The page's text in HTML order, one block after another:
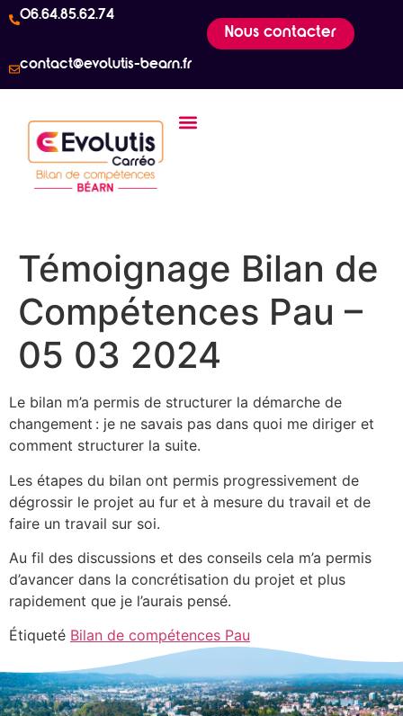
06.64.85.62.74
Nous contacter
contact@evolutis-bearn.fr
Témoignage Bilan de
Compétences Pau –
05 03 2024
Le bilan m’a permis de structurer la démarche de
changement : je ne savais pas dans quoi me diriger et
comment structurer la suite.
Les étapes du bilan ont permis progressivement de
dégrossir le projet au fur et à mesure du travail et de
faire un travail sur soi.
Au fil des discussions et des conseils cela m’a permis
d’avancer dans la concrétisation du projet et plus
rapidement que je l’aurais pensé.
Étiqueté Bilan de compétences Pau